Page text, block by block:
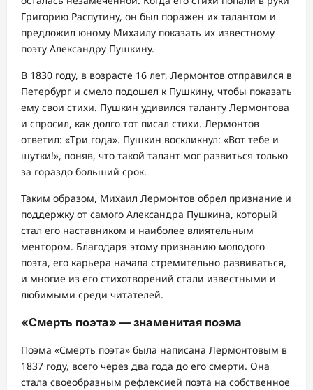
Григорию Распутину, он был поражен их талантом и
предложил юному Михаилу показать их известному
поэту Александру Пушкину.
В 1830 году, в возрасте 16 лет, Лермонтов отправился в
Петербург и смело подошел к Пушкину, чтобы показать
ему свои стихи. Пушкин удивился таланту Лермонтова
и спросил, как долго тот писал стихи. Лермонтов
ответил: «Три года». Пушкин воскликнул: «Вот тебе и
шутки!», поняв, что такой талант мог развиться только
за гораздо больший срок.
Таким образом, Михаил Лермонтов обрел признание и
поддержку от самого Александра Пушкина, который
стал его наставником и наиболее влиятельным
ментором. Благодаря этому признанию молодого
поэта, его карьера начала стремительно развиваться,
и многие из его стихотворений стали известными и
любимыми среди читателей.
«Смерть поэта» — знаменитая поэма
Поэма «Смерть поэта» была написана Лермонтовым в
1837 году, всего через два года до его смерти. Она
стала своеобразным рефлексией поэта на собственное